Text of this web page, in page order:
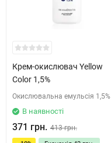
Крем-окислювач Yellow
Color 1,5%
Окислювальна емульсія 1,5%
В наявності
371 грн. 413 грн.